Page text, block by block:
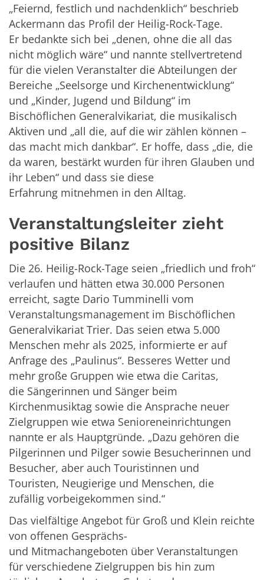
„Feiernd, festlich und nachdenklich“ beschrieb
Ackermann das Profil der Heilig-Rock-Tage.
Er bedankte sich bei „denen, ohne die all das
nicht möglich wäre“ und nannte stellvertretend
für die vielen Veranstalter die Abteilungen der
Bereiche „Seelsorge und Kirchenentwicklung“
und „Kinder, Jugend und Bildung“ im
Bischöflichen Generalvikariat, die musikalisch
Aktiven und „all die, auf die wir zählen können –
das macht mich dankbar“. Er hoffe, dass „die, die
da waren, bestärkt wurden für ihren Glauben und
ihr Leben“ und dass sie diese
Erfahrung mitnehmen in den Alltag.
Veranstaltungsleiter zieht
positive Bilanz
Die 26. Heilig-Rock-Tage seien „friedlich und froh“
verlaufen und hätten etwa 30.000 Personen
erreicht, sagte Dario Tumminelli vom
Veranstaltungsmanagement im Bischöflichen
Generalvikariat Trier. Das seien etwa 5.000
Menschen mehr als 2025, informierte er auf
Anfrage des „Paulinus“. Besseres Wetter und
mehr große Gruppen wie etwa die Caritas,
die Sängerinnen und Sänger beim
Kirchenmusiktag sowie die Ansprache neuer
Zielgruppen wie etwa Senioreneinrichtungen
nannte er als Hauptgründe. „Dazu gehören die
Pilgerinnen und Pilger sowie Besucherinnen und
Besucher, aber auch Touristinnen und
Touristen, Neugierige und Menschen, die
zufällig vorbeigekommen sind.“
Das vielfältige Angebot für Groß und Klein reichte
von offenen Gesprächs-
und Mitmachangeboten über Veranstaltungen
für verschiedene Zielgruppen bis hin zum